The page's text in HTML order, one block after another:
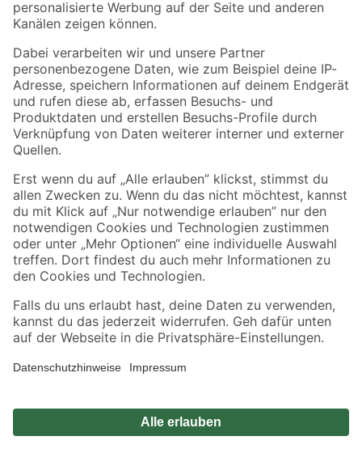
Folge uns
Zahlungsarten Versandarten
Sicher einkaufen
Jetzt die toom-App herunterladen
Alle Preisangaben in EUR inkl. gesetzl. MwSt.. Die dargestellten Angebote sind unter
Umständen nicht in allen Märkten verfügbar. Die angegebenen Verfügbarkeiten beziehen
Produkte nur solange der Vorrat reicht.
*Paketversand ab 59 € versandkostenfrei, gilt nicht für Artikel mit Speditionsversand, hier
Privatsphäre Impressum
Nutzungsbedingungen
Widerrufsrecht Vertrag widerrufen